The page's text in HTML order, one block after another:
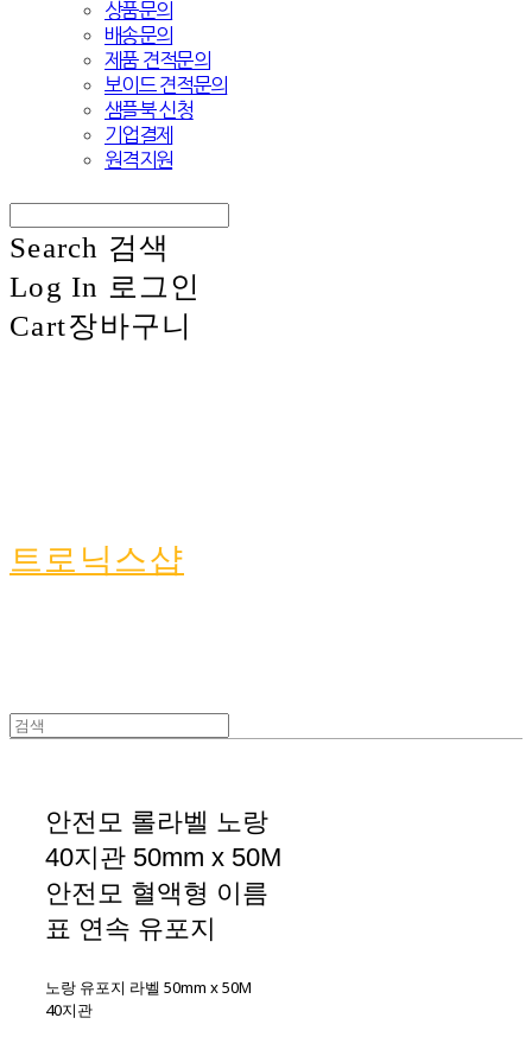
상품문의
배송문의
제품 견적문의
보이드 견적문의
샘플북 신청
기업결제
원격지원
Search 검색
Log In 로그인
Cart장바구니
트로닉스샵
안전모 롤라벨 노랑
40지관 50mm x 50M
안전모 혈액형 이름
표 연속 유포지
노랑 유포지 라벨 50mm x 50M
40지관